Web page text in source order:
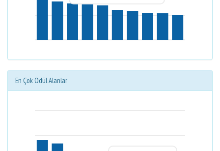
En Çok Ödül Alanlar